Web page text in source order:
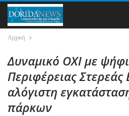
Αρχική
Δυναμικό ΟΧΙ με
Περιφέρειας Στερεάς
αλόγιστη
πάρκων